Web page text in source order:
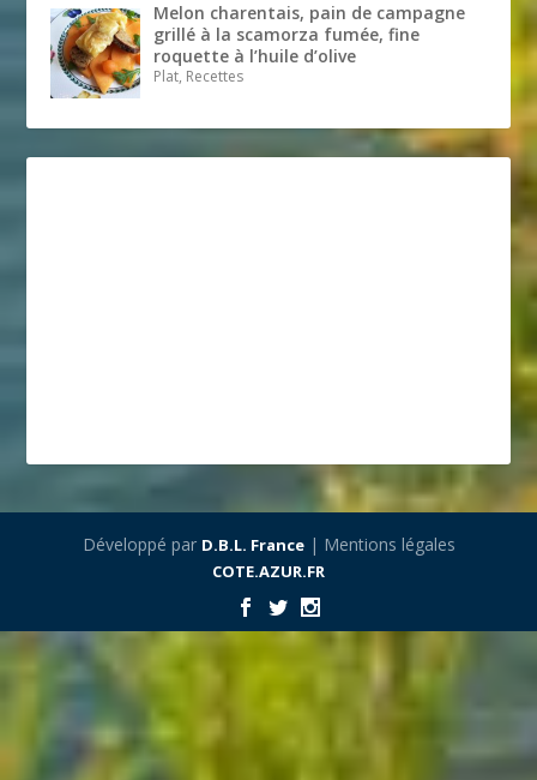
Melon charentais, pain de campagne
grillé à la scamorza fumée, fine
roquette à l’huile d’olive
Plat, Recettes
Développé par D.B.L. France| Mentions légales
COTE.AZUR.FR